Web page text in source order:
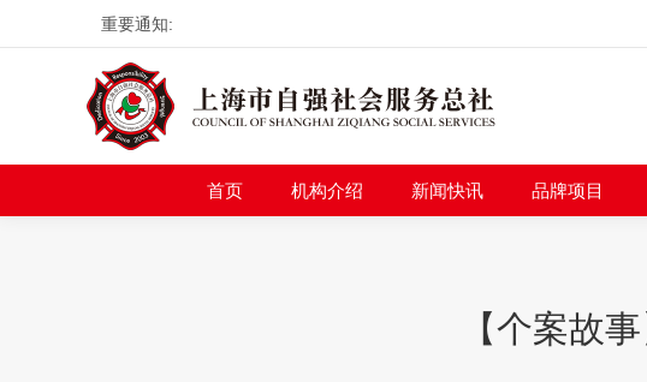
重要通知:
首页 机构介绍 新闻快讯 品牌项目
【个案故
首页 机构介绍 新闻快讯